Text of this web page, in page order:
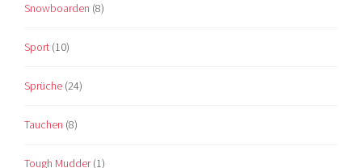
Snowboarden (8)
Sport (10)
Sprüche (24)
Tauchen (8)
Tough Mudder(1)